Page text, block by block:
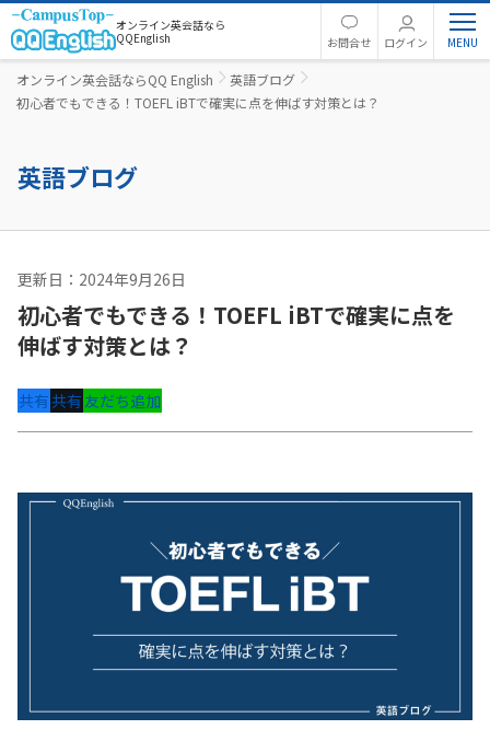
オンライン英会話なら
QQEnglish
お問合せ ログイン
オンライン英会話ならQQ English
英語ブログ
初心者でもできる！TOEFL iBTで確実に点を伸ばす対策とは？
英語ブログ
更新日：2024年9月26日
初心者でもできる！TOEFL iBTで確実に点を
伸ばす対策とは？
共有共有友だち追加